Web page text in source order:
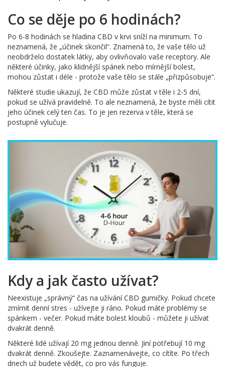
Co se děje po 6 hodinách?
Po 6-8 hodinách se hladina CBD v krvi sníží na minimum. To
neznamená, že „účinek skončil“. Znamená to, že vaše tělo už
neobdrželo dostatek látky, aby ovlivňovalo vaše receptory. Ale
některé účinky, jako klidnější spánek nebo mírnější bolest,
mohou zůstat i déle - protože vaše tělo se stále „přizpůsobuje“.
Některé studie ukazují, že CBD může zůstat v těle i 2-5 dní,
pokud se užívá pravidelně. To ale neznamená, že byste měli cítit
jeho účinek celý ten čas. To je jen rezerva v těle, která se
postupně vylučuje.
Kdy a jak často užívat?
Neexistuje „správný“ čas na užívání CBD gumičky. Pokud chcete
zmírnit denní stres - užívejte ji ráno. Pokud máte problémy se
spánkem - večer. Pokud máte bolest kloubů - můžete ji užívat
dvakrát denně.
Některé lidé užívají 20 mg jednou denně. Jiní potřebují 10 mg
dvakrát denně. Zkoušejte. Zaznamenávejte, co cítíte. Po třech
dnech už budete vědět, co pro vás funguje.